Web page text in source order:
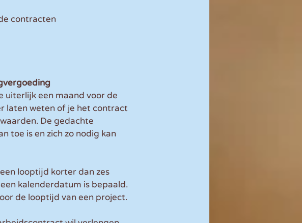
contracten
uiterlijk een maand voor de
laten weten of je het contract
De gedachte
toe is en zich zo nodig kan
looptijd korter dan zes
kalenderdatum is bepaald.
de looptijd van een project.